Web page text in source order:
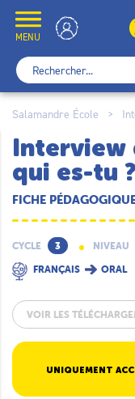
content
MENU
Rechercher :
Salamandre École >
Interview
qui es-tu ?
FICHE
CYCLE 3 NIVEAU
FRANÇAIS
ORAL
VOIR LES
UNIQUEMENT